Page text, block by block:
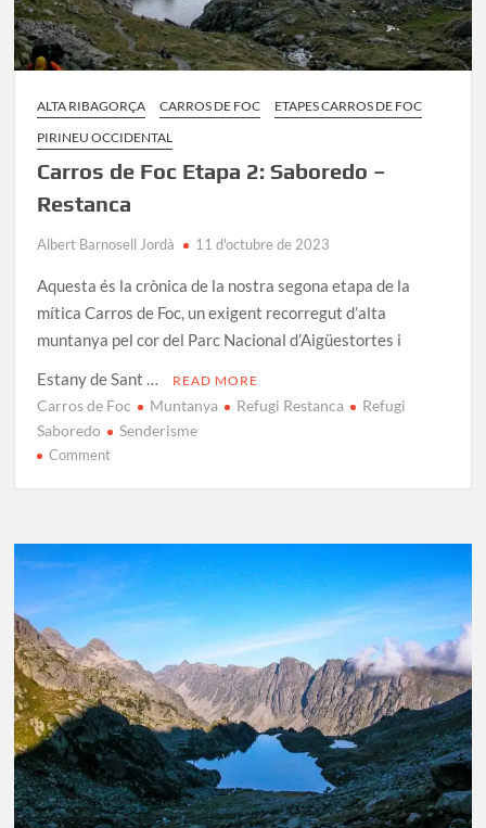
ALTA RIBAGORÇA CARROS DE FOC
ETAPES CARROS DE FOC
PIRINEU OCCIDENTAL
Carros de Foc Etapa 2: Saboredo –
Restanca
Albert Barnosell Jordà 11 d'octubre de 2023
Aquesta és la crònica de la nostra segona etapa de la
mítica Carros de Foc, un exigent recorregut d’alta
muntanya pel cor del Parc Nacional d’Aigüestortes i
Estany de Sant …
READ MORE
Carros de Foc Muntanya Refugi Restanca
Refugi
Saboredo
Senderisme
Commenton
Etapa
Saboredo
–
Restanca